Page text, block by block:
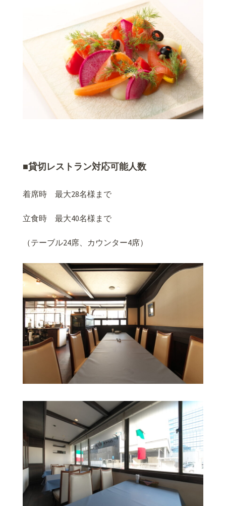
■貸切レストラン対応可能人数
着席時 最大28名様まで
立食時 最大40名様まで
（テーブル24席、カウンター4席）